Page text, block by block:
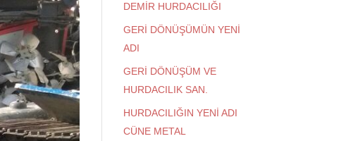
DEMİR HURDACILIĞI
GERİ DÖNÜŞÜMÜN YENİ
ADI
GERİ DÖNÜŞÜM VE
HURDACILIK SAN.
HURDACILIĞIN YENİ ADI
CÜNE METAL